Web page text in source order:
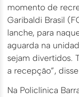
momento de
Garibaldi Brasil
lanche, para
aguarda na
sejam divertidos.
a recepção”,
Na Policlínica